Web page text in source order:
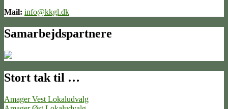
Mail: info@kkgl.dk
Samarbejdspartnere
Stort tak til …
Amager Vest Lokaludvalg